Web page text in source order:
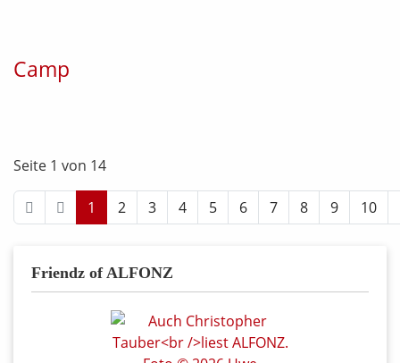
Camp
Seite 1 von 14
1 2 3 4 5 6 7 8 9 10
Friendz of ALFONZ